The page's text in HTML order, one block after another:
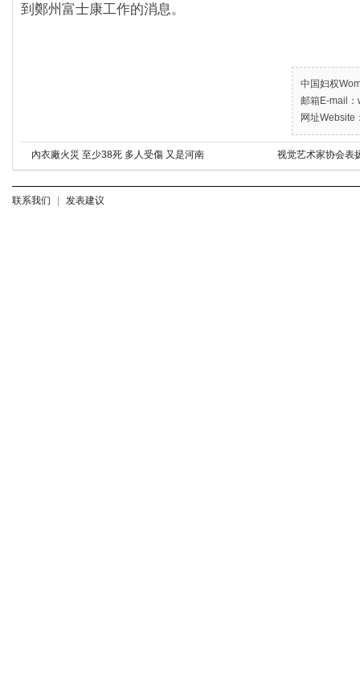
到鄭州富士康工作的消息。
中国妇权
邮箱E-mail
网址Website
內衣廠火災 至少38死 多人受傷 又是河南 视觉艺术家协会表
联系我们 发表建议